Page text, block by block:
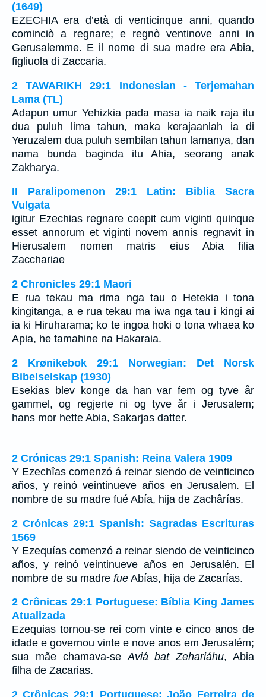
(1649)
EZECHIA era d’età di venticinque anni, quando
cominciò a regnare; e regnò ventinove anni in
Gerusalemme. E il nome di sua madre era Abia,
figliuola di Zaccaria.
2 TAWARIKH 29:1 Indonesian - Terjemahan
Lama (TL)
Adapun umur Yehizkia pada masa ia naik raja itu
dua puluh lima tahun, maka kerajaanlah ia di
Yeruzalem dua puluh sembilan tahun lamanya, dan
nama bunda baginda itu Ahia, seorang anak
Zakharya.
II Paralipomenon 29:1 Latin: Biblia Sacra
Vulgata
igitur Ezechias regnare coepit cum viginti quinque
esset annorum et viginti novem annis regnavit in
Hierusalem nomen matris eius Abia filia
Zacchariae
2 Chronicles 29:1 Maori
E rua tekau ma rima nga tau o Hetekia i tona
kingitanga, a e rua tekau ma iwa nga tau i kingi ai
ia ki Hiruharama; ko te ingoa hoki o tona whaea ko
Apia, he tamahine na Hakaraia.
2 Krønikebok 29:1 Norwegian: Det Norsk
Bibelselskap (1930)
Esekias blev konge da han var fem og tyve år
gammel, og regjerte ni og tyve år i Jerusalem;
hans mor hette Abia, Sakarjas datter.
2 Crónicas 29:1 Spanish: Reina Valera 1909
Y Ezechîas comenzó á reinar siendo de veinticinco
años, y reinó veintinueve años en Jerusalem. El
nombre de su madre fué Abía, hija de Zachârías.
2 Crónicas 29:1 Spanish: Sagradas Escrituras
1569
Y Ezequías comenzó a reinar siendo de veinticinco
años, y reinó veintinueve años en Jerusalén. El
nombre de su madre fue Abías, hija de Zacarías.
2 Crônicas 29:1 Portuguese: Bíblia King James
Atualizada
Ezequias tornou-se rei com vinte e cinco anos de
idade e governou vinte e nove anos em Jerusalém;
sua mãe chamava-seAviá bat Zehariáhu, Abia
filha de Zacarias.
2 Crônicas 29:1 Portuguese: João Ferreira de